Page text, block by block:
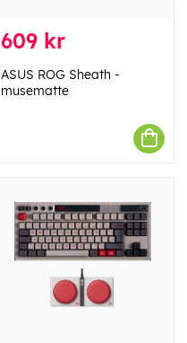
609 kr
ASUS ROG Sheath -
musematte